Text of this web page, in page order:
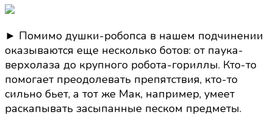
► Помимо душки-робопса в нашем подчинении
оказываются еще несколько ботов: от паука-
верхолаза до крупного робота-гориллы. Кто-то
помогает преодолевать препятствия, кто-то
сильно бьет, а тот же Мак, например, умеет
раскапывать засыпанные песком предметы.